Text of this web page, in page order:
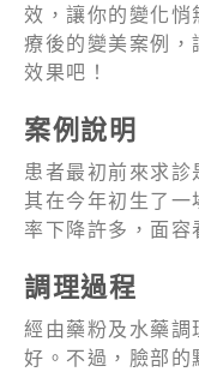
效，讓你的變化
療後的變美案例，
效果吧！
案例說明
患者最初前來求
其在今年初生了
率下降許多，面容
調理過程
經由藥粉及水藥調
好。不過，臉部的